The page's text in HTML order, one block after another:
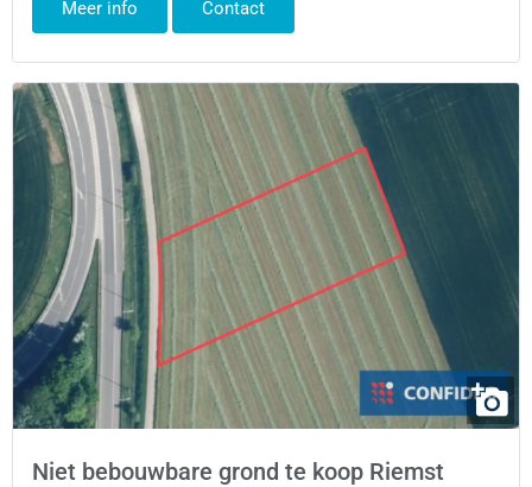
Meer info Contact
Niet bebouwbare grond te koop Riemst